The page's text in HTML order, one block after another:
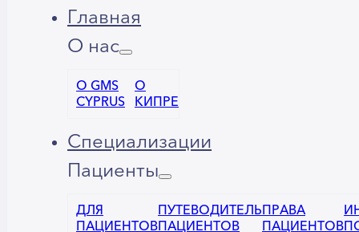
Главная
О нас
О GMS
CYPRUS
О
КИПРЕ
Специализации
Пациенты
ДЛЯ
ПАЦИЕНТОВ
ПУТЕВОДИТЕЛЬ
ПАЦИЕНТОВ
ПРАВА
ПАЦИЕНТОВ